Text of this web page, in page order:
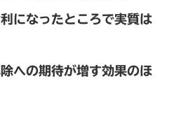
になったところで実質は
への期待が増す効果のほ